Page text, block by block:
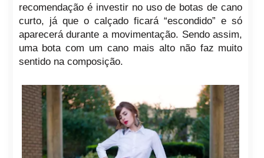
recomendação é investir no uso de botas de cano
curto, já que o calçado ficará “escondido” e só
aparecerá durante a movimentação. Sendo assim,
uma bota com um cano mais alto não faz muito
sentido na composição.